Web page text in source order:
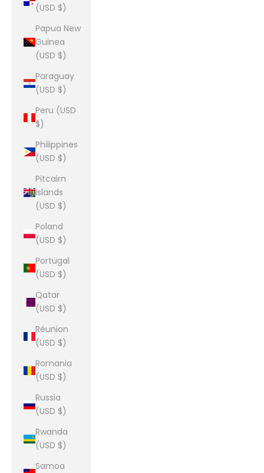
(USD $)
Papua New
Guinea
(USD $)
Paraguay
(USD $)
Peru (USD
$)
Philippines
(USD $)
Pitcairn
Islands
(USD $)
Poland
(USD $)
Portugal
(USD $)
Qatar
(USD $)
Réunion
(USD $)
Romania
(USD $)
Russia
(USD $)
Rwanda
(USD $)
Samoa